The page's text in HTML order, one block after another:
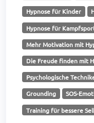
Hypnose für Kinder
Hypnose für
Mehr Motivation mit
Die Freude finden mit
Psychologische
Grounding SOS-
Training für bessere